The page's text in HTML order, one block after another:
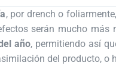
, por drench o
serán mucho
año, permitiendo así
del producto,